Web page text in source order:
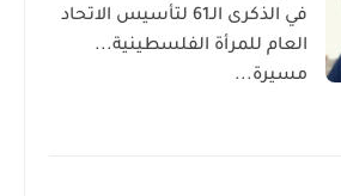
في الذكرى الـ61 لتأسيس الاتحاد
العام للمرأة الفلسطينية...
مسيرة...